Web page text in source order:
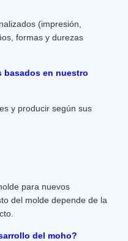
(impresión,
formas y durezas
basados ​​en nuestro
y producir según sus
para nuevos
del molde depende de la
del moho?